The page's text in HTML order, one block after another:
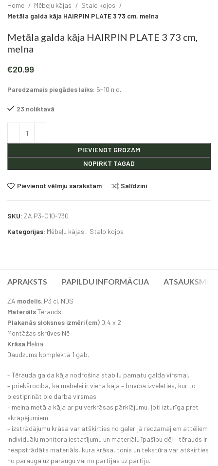
Home Mēbeļu kājas
Stalo kojos
Metāla galda kāja HAIRPIN PLATE 3 73 cm, melna
Metāla galda kāja HAIRPIN PLATE 3 73 cm,
melna
€20.99
Paredzamais piegādes laiks: 5-10 n.d.
23 noliktavā
PIEVIENOT GROZAM
NOPIRKT TAGAD
Pievienot vēlmju sarakstam Salīdzini
SKU: ZA.P3-C10-730
Kategorijas: Mēbeļu kājas , Stalo kojos
APRAKSTS PAPILDU INFORMĀCIJA ATSAUKSMES
ZA modelis. P3 cl. NDS
MateriālsTērauds
Plakanās sloksnes izmēri (cm) 0,4 x 2
Montāžas skrūves Nē
Krāsa Melna
Daudzums komplektā 1 gab.
– Tērauda galda kāja nodrošina stabilu pamatu galda virsmai.
– priekšrocība, ka mēbelei ir viena kāja – brīvība izvēlēties, kur to
piestiprināt pie darba virsmas.
– melna metāla kāja ar pulverkrāsas pārklājumu, ļoti izturīga pret
skrāpējumiem.
– izstrādājumu krāsa var atšķirties no galerijā redzamajiem attēliem
individuālu monitora iestatījumu un materiālu īpašību dēļ – tērauds ir
neapstrādāts materiāls, kura krāsa, tonis un tekstūra var atšķirties
no parauga uz paraugu vai no partijas uz partiju.